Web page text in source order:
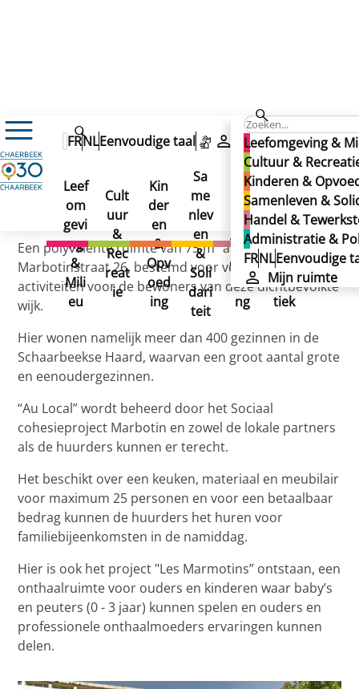
Leefomgeving &
Cultuur &
Kinderen &
Samenleven &
Handel &
Administratie &
FRNLEenvoudige
Mijn ruimte
FRNLEenvoudige taal Mijn ruimte
Leef
om
gevi
ng
&
Mili
eu
Cult
uur
&
Rec
reat
ie
Kin
der
en
&
Opv
oed
ing
Sa
me
nlev
en
&
Soli
dari
teit
Han
del
&
Tew
erks
telli
ng
Ad
min
istr
atie
&
Poli
tiek
Au Local
Au Local
Au Local
Gepubliceerd op 02/12/2024
Een polyvalente ruimte van 75 m² aan de
Marbotinstraat 26, bestemd voor verschillende
activiteiten voor de bewoners van deze dichtbevolkte
wijk.
Hier wonen namelijk meer dan 400 gezinnen in de
Schaarbeekse Haard, waarvan een groot aantal grote
en eenoudergezinnen.
“Au Local” wordt beheerd door het Sociaal
cohesieproject Marbotin en zowel de lokale partners
als de huurders kunnen er terecht.
Het beschikt over een keuken, materiaal en meubilair
voor maximum 25 personen en voor een betaalbaar
bedrag kunnen de huurders het huren voor
familiebijeenkomsten in de namiddag.
Hier is ook het project "Les Marmotins” ontstaan, een
onthaalruimte voor ouders en kinderen waar baby’s
en peuters (0 - 3 jaar) kunnen spelen en ouders en
professionele onthaalmoeders ervaringen kunnen
delen.